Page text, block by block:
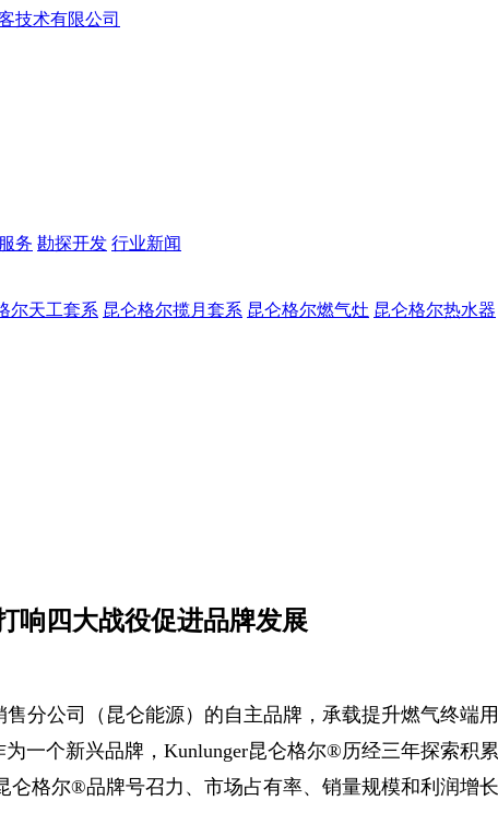
务 勘探开发 行业新闻
尔天工套系 昆仑格尔揽月套系 昆仑格尔燃气灶 昆仑格尔热水器
响四大战役促进品牌发展
分公司（昆仑能源）的自主品牌，承载提升燃气终端
一个新兴品牌， Kunlunger昆仑格尔®历经三年探索积
仑格尔®品牌号召力、市场占有率、销量规模和利润增